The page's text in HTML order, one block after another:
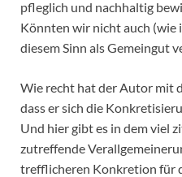
pfleglich und nachhaltig
Könnten wir nicht auch (wie
diesem Sinn als Gemeingut
Wie recht hat der Autor mit
dass er sich die
Und hier gibt es in dem viel
zutreffende
trefflicheren Konkretion für